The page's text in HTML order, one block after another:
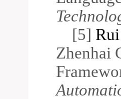
[5]
Zhenhai